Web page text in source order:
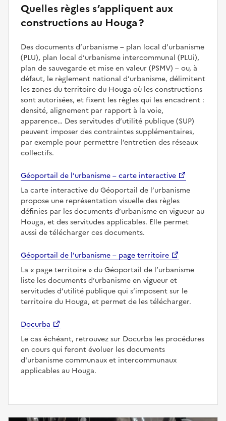
Quelles règles s’appliquent aux
constructions au Houga ?
Des documents d’urbanisme – plan local d’urbanisme
(PLU), plan local d’urbanisme intercommunal (PLUi),
plan de sauvegarde et mise en valeur (PSMV) – ou, à
défaut, le règlement national d’urbanisme, délimitent
les zones du territoire du Houga où les constructions
sont autorisées, et fixent les règles qui les encadrent :
densité, alignement par rapport à la voie,
apparence… Des servitudes d’utilité publique (SUP)
peuvent imposer des contraintes supplémentaires,
par exemple pour permettre l’entretien des réseaux
collectifs.
Géoportail de l’urbanisme – carte interactive
La carte interactive du Géoportail de l’urbanisme
propose une représentation visuelle des règles
définies par les documents d’urbanisme en vigueur au
Houga, et des servitudes applicables. Elle permet
aussi de télécharger ces documents.
Géoportail de l’urbanisme – page territoire
La
page territoire
du Géoportail de l’urbanisme
liste les documents d’urbanisme en vigueur et
servitudes d’utilité publique qui s’imposent sur le
territoire du Houga, et permet de les télécharger.
Docurba
Le cas échéant, retrouvez sur Docurba les procédures
en cours qui feront évoluer les documents
d'urbanisme communaux et intercommunaux
applicables au Houga.